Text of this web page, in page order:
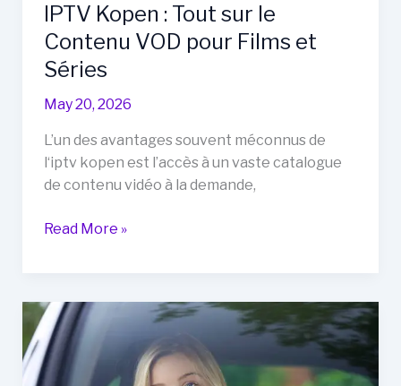
Meilleurs
Fournisseurs
en
IPTV Kopen : Tout sur le
Contenu VOD pour Films et
Séries
May 20, 2026
L’un des avantages souvent méconnus de
l‘iptv kopen est l’accès à un vaste catalogue
de contenu vidéo à la demande,
IPTV
sur
le
Contenu
Read More »